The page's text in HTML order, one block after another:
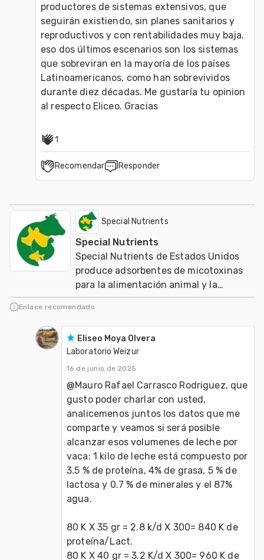
productores de sistemas extensivos, que
seguirán existiendo, sin planes sanitarios y
reproductivos y con rentabilidades muy baja.
eso dos últimos escenarios son los sistemas
que sobreviran en la mayoría de los países
Latinoamericanos, como han sobrevividos
durante diez décadas. Me gustaría tu opinion
al respecto Eliceo. Gracias
1
Recomendar Responder
Special Nutrients
Special Nutrients
Special Nutrients de Estados Unidos
produce adsorbentes de micotoxinas
para la alimentación animal y la
agricultura orgánica mundial
Enlace recomendado
Eliseo Moya Olvera
Laboratorio Weizur
16 de junio de 2025
@Mauro Rafael Carrasco Rodriguez, que
gusto poder charlar con usted,
analicemenos juntos los datos que me
comparte y veamos si será posible
alcanzar esos volumenes de leche por
vaca: 1 kilo de leche está compuesto por
3.5 % de proteína, 4% de grasa, 5 % de
lactosa y 0.7 % de minerales y el 87%
agua.
80 K X 35 gr = 2.8 k/d X 300= 840 K de
proteína/Lact.
80 K X 40 gr = 3.2 K/d X 300= 960 K de